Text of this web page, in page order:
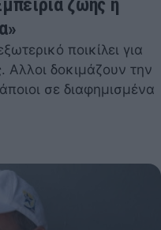
ζωής η
ποικίλει για
Αλλοι δοκιμάζουν την
σε διαφημισμένα